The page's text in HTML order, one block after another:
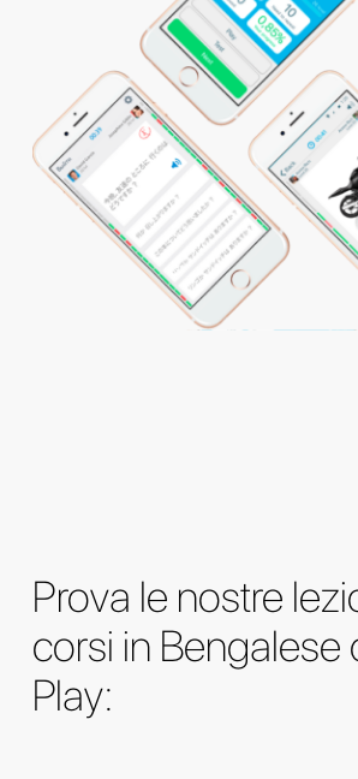
Prova le nostre
corsi in Bengalese
Play: